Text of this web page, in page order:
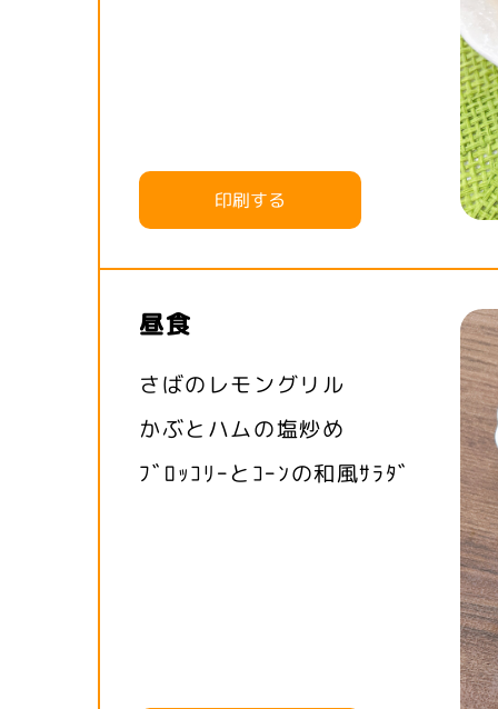
印刷する
昼食
さばのレモングリル
かぶとハムの塩炒め
ﾌﾞﾛｯｺﾘｰとｺｰﾝの和風ｻﾗﾀﾞ